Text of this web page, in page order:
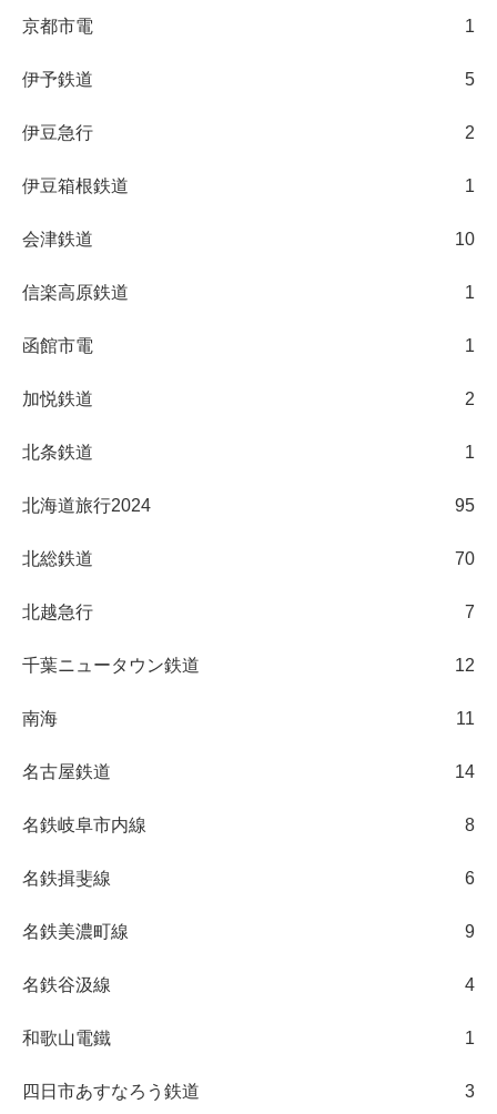
京都市電 1
伊予鉄道 5
伊豆急行 2
伊豆箱根鉄道 1
会津鉄道 10
信楽高原鉄道 1
函館市電 1
加悦鉄道 2
北条鉄道 1
北海道旅行2024 95
北総鉄道 70
北越急行 7
千葉ニュータウン鉄道 12
南海 11
名古屋鉄道 14
名鉄岐阜市内線 8
名鉄揖斐線 6
名鉄美濃町線 9
名鉄谷汲線 4
和歌山電鐵 1
四日市あすなろう鉄道 3